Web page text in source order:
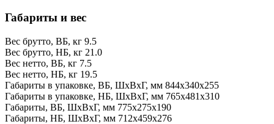
Габариты и вес
Вес брутто, ВБ, кг 9.5
Вес брутто, НБ, кг 21.0
Вес нетто, ВБ, кг 7.5
Вес нетто, НБ, кг 19.5
Габариты в упаковке, ВБ, ШxВxГ, мм 844x340x255
Габариты в упаковке, НБ, ШxВxГ, мм 765x481x310
Габариты, ВБ, ШxВxГ, мм 775x275x190
Габариты, НБ, ШxВxГ, мм 712x459x276